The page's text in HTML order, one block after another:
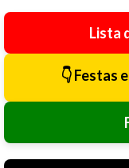
Lista
👇 Festas